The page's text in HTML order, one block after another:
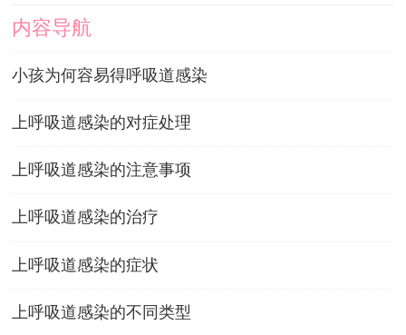
内容导航
小孩为何容易得呼吸道感染
上呼吸道感染的对症处理
上呼吸道感染的注意事项
上呼吸道感染的治疗
上呼吸道感染的症状
上呼吸道感染的不同类型